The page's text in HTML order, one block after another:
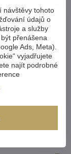
návštěvy tohoto
údajů o
a služby
přenášena
Ads, Meta).
vyjadřujete
najít podrobné